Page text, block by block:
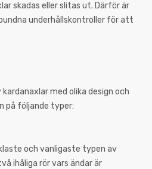
skadas eller slitas ut. Därför är
underhållskontroller för att
med olika design och
på följande typer:
och vanligaste typen av
ihåliga rör vars ändar är